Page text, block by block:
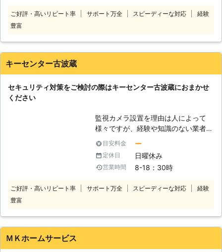
大型の建物ではなくても一般住宅でも
ので、気になることなどございました
ご好評・高いリピート率 サポート万全 スピーディーな対応
経験
豊富
キーセンター古波蔵
セキュリティ対策をご検討の際はキーセンター古波蔵におまかせ
ください
監視カメラ設置を理由は人によって
様々ですが、経験や知識のない業者は
その違いを軽視してしまいがちです。
キーセンター古波蔵はセキュリティ対
策のプロフェッショナルとして、お客
様のご予算とご要望にあわせた最適な
置費用に関しましてもリーズナブルな
目安料金 ー
定休日 日曜休み
営業時間 8-18：30時
ご好評・高いリピート率 サポート万全 スピーディーな対応
経験
豊富
ＭＫホームサービス